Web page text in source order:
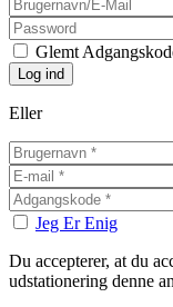
Glemt
Eller
Jeg Er Enig
Du accepterer, at du
udstationering denne